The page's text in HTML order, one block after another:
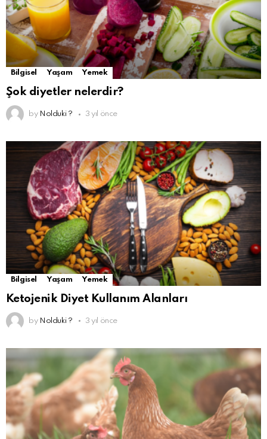
Bilgisel Yaşam Yemek
Şok diyetler nelerdir?
by Nolduki ? 3 yıl önce
Bilgisel Yaşam Yemek
Ketojenik Diyet Kullanım Alanları
by Nolduki ? 3 yıl önce